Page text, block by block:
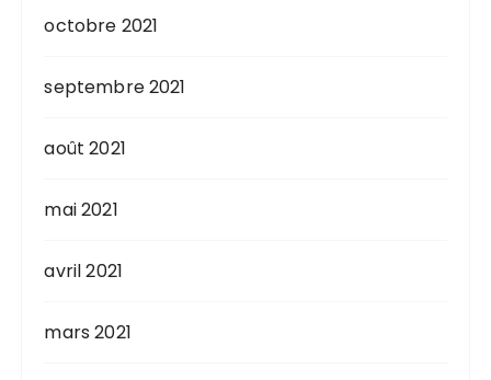
octobre 2021
septembre 2021
août 2021
mai 2021
avril 2021
mars 2021